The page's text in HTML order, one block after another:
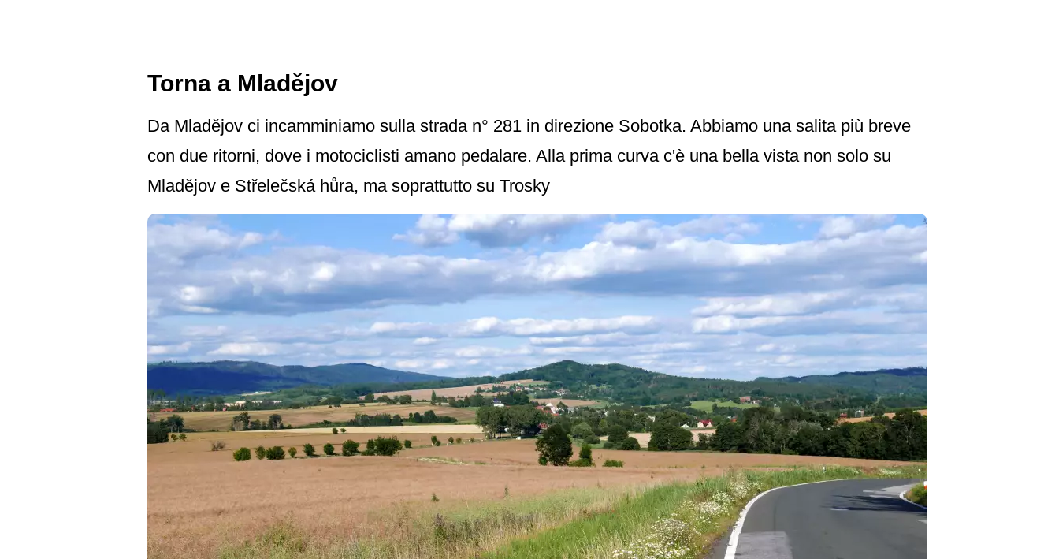
Torna a Mladějov
Da Mladějov ci incamminiamo sulla strada n° 281 in direzione Sobotka. Abbiamo una salita più breve
con due ritorni, dove i motociclisti amano pedalare. Alla prima curva c'è una bella vista non solo su
Mladějov e Střelečská hůra, ma soprattutto su Trosky